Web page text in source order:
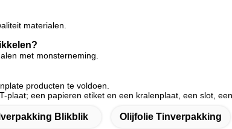
materialen.
met monsterneming.
producten te voldoen.
een papieren etiket en een kralenplaat, een slot,
Blikblik Olijfolie Tinverpakking